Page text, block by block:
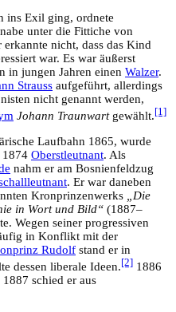
ins Exil ging, ordnete
unter die Fittiche von
erkannte nicht, dass das Kind
war. Es war äußerst
in jungen Jahren einen Walzer.
Strauss aufgeführt, allerdings
nicht genannt werden,
Johann Traunwartgewählt. [1]
Laufbahn 1865, wurde
1874 Oberstleutnant. Als
nahm er am Bosnienfeldzug
. Er war daneben
Kronprinzenwerks „Die
in Wort und Bild“ (1887–
Wegen seiner progressiven
in Konflikt mit der
Rudolf stand er in
dessen liberale Ideen. [2] 1886
1887 schied er aus